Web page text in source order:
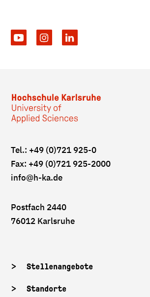
Tel.: +49 (0)721 925-0
Fax: +49 (0)721 925-2000
info@h-ka.de
Postfach 2440
76012 Karlsruhe
Stellenangebote
Standorte